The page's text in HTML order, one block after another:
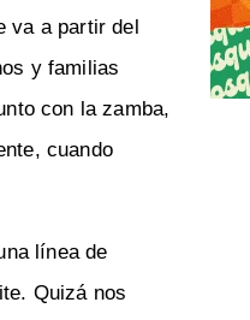
va a partir del
y familias
con la zamba,
cuando
línea de
Quizá nos